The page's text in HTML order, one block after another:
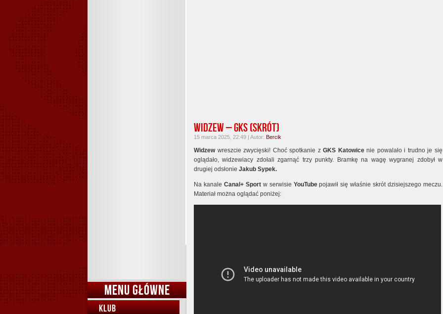
MENU GŁÓWNE
KLUB
Widzew – GKS (skrót)
15 marca 2025, 22:49 | Autor: Bercik
Widzewwreszcie zwycięski! Choć spotkanie zGKS Katowicenie powalało i trudno je się
oglądało, widzewiacy zdołali zgarnąć trzy punkty. Bramkę na wagę wygranej zdobył w
drugiej odsłonie Jakub Sypek.
Na kanale Canal+ Sportw serwisie YouTubepojawił się właśnie skrót dzisiejszego meczu.
Materiał można oglądać poniżej: